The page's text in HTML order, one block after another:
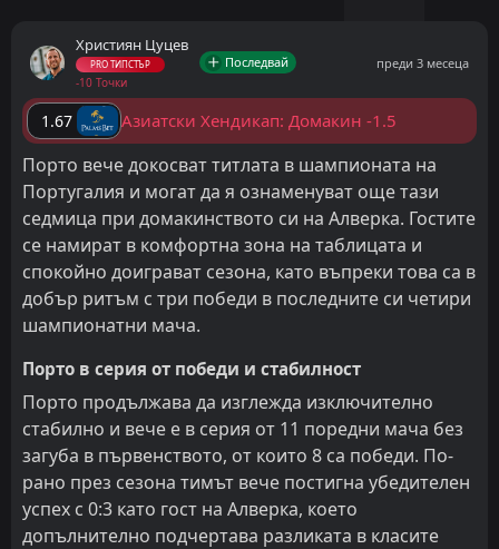
Християн Цуцев
PRO ТИПСТЪР
-10 Точки
Последвай преди 3 месеца
1.67 Азиатски Хендикап: Домакин -1.5
Порто вече докосват титлата в шампионата на
Португалия и могат да я ознаменуват още тази
седмица при домакинството си на Алверка. Гостите
се намират в комфортна зона на таблицата и
спокойно доиграват сезона, като въпреки това са в
добър ритъм с три победи в последните си четири
шампионатни мача.
Порто в серия от победи и стабилност
Порто продължава да изглежда изключително
стабилно и вече е в серия от 11 поредни мача без
загуба в първенството, от които 8 са победи. По-
рано през сезона тимът вече постигна убедителен
успех с 0:3 като гост на Алверка, което
допълнително подчертава разликата в класите